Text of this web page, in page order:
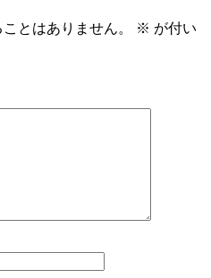
とはありません。 ※ が付い